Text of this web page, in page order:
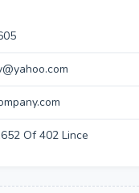
Of 402 Lince